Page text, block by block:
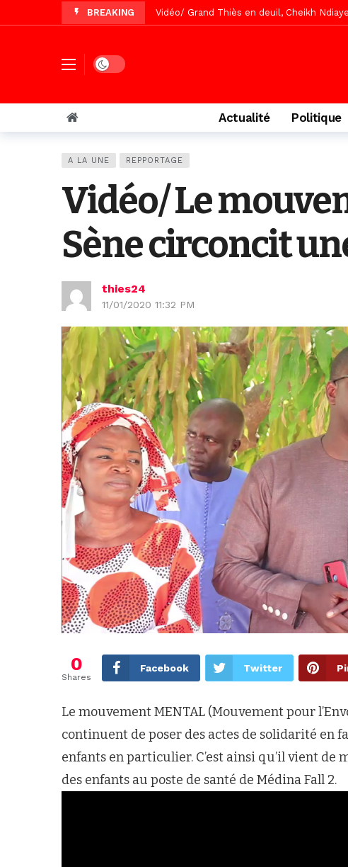
BREAKING Vidéo/Gamou Bakhdad chez Boroom
Vidéo/Chérif Nehma Aïdara Diamaguène
Tivaouane/L’hôpital Seydi El Hadji Malick
Recomposition politique : l’alternative
Vidéo/ Gamou de Keur Mame El Hadji,
Vidéo/ Magal 2026, le train a transporté
Dark mode
Actualité Politique
A LA UNE REPPORTAGE
Vidéo/ Le
Sène circoncit
thies24
11/01/2020 11:32 PM
0
Shares
Facebook Twitter
Le mouvement MENTAL (Mouvement pour
continuent de poser des actes de solidarité en
enfants en particulier. C’est ainsi qu’il vient
des enfants au poste de santé de Médina Fall 2.